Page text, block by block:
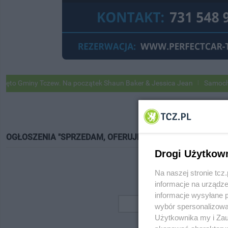
Gminy Tczew. Na początek Shaun Baker & Jessica Jean
OGŁOSZENIA "SPRZEDAM, OFERUJĘ"
Drogi
Na naszej stronie
informacje na
informacje wysyłane
wybór
Użytkownika my i